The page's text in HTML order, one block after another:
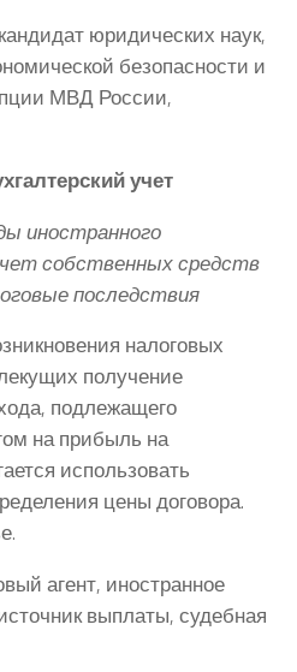
юридических наук,
безопасности и
МВД России,
учет
иностранного
собственных средств
последствия
налоговых
получение
подлежащего
на прибыль на
использовать
цены договора.
агент, иностранное
выплаты, судебная